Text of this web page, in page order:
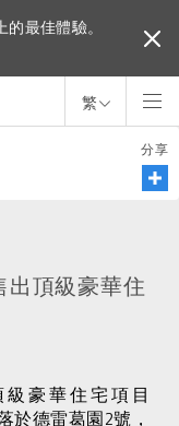
最佳體驗。
最佳體驗。
繁
分享
出頂級豪華住
豪華住宅項目
於德雷葛園2號，